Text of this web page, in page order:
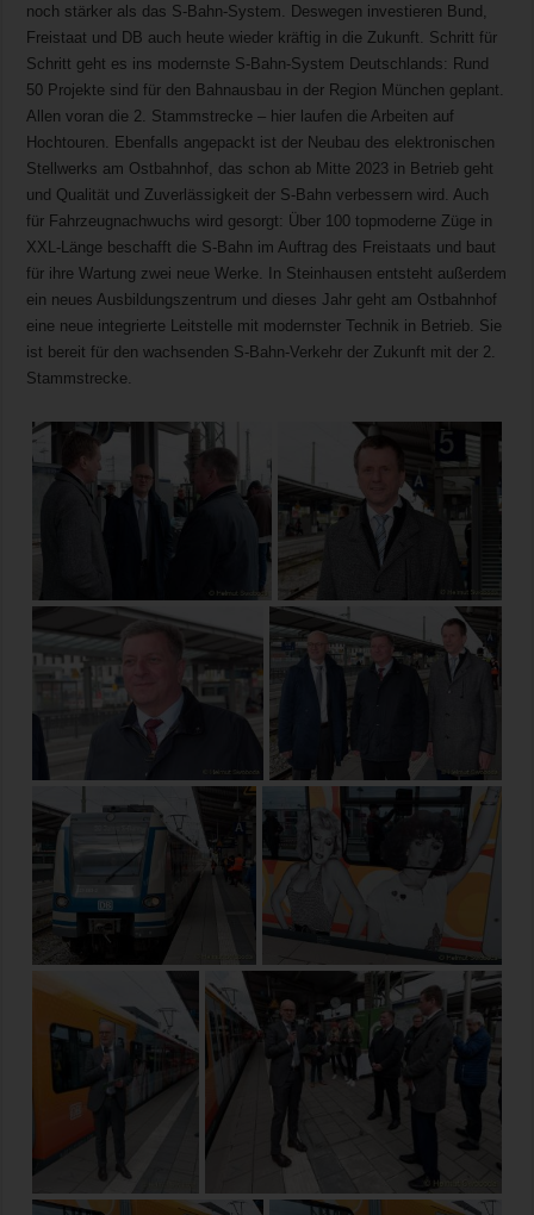
noch stärker als das S-Bahn-System. Deswegen investieren Bund,
Freistaat und DB auch heute wieder kräftig in die Zukunft. Schritt für
Schritt geht es ins modernste S-Bahn-System Deutschlands: Rund
50 Projekte sind für den Bahnausbau in der Region München geplant.
Allen voran die 2. Stammstrecke – hier laufen die Arbeiten auf
Hochtouren. Ebenfalls angepackt ist der Neubau des elektronischen
Stellwerks am Ostbahnhof, das schon ab Mitte 2023 in Betrieb geht
und Qualität und Zuverlässigkeit der S-Bahn verbessern wird. Auch
für Fahrzeugnachwuchs wird gesorgt: Über 100 topmoderne Züge in
XXL-Länge beschafft die S-Bahn im Auftrag des Freistaats und baut
für ihre Wartung zwei neue Werke. In Steinhausen entsteht außerdem
ein neues Ausbildungszentrum und dieses Jahr geht am Ostbahnhof
eine neue integrierte Leitstelle mit modernster Technik in Betrieb. Sie
ist bereit für den wachsenden S-Bahn-Verkehr der Zukunft mit der 2.
Stammstrecke.